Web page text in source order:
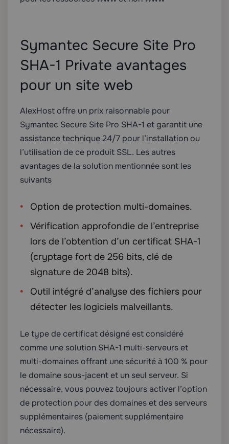
Symantec Secure Site Pro
SHA-1 Private avantages
pour un site web
AlexHost offre un prix raisonnable pour
Symantec Secure Site Pro SHA-1 et garantit une
assistance technique 24/7 pour l’installation ou
l’utilisation de ce produit SSL. Les autres
avantages de la solution mentionnée sont les
suivants
Option de protection multi-domaines.
Vérification approfondie de l’entreprise
lors de l’obtention d’un certificat SHA-1
(cryptage fort de 256 bits, clé de
signature de 2048 bits).
Outil intégré d’analyse des fichiers pour
détecter les logiciels malveillants.
Le type de certificat désigné est considéré
comme une solution SHA-1 multi-serveurs et
multi-domaines offrant une sécurité à 100 % pour
le domaine sous-jacent et un seul serveur. Si
nécessaire, vous pouvez toujours activer l’option
de protection pour des domaines et des serveurs
supplémentaires (paiement supplémentaire
nécessaire).